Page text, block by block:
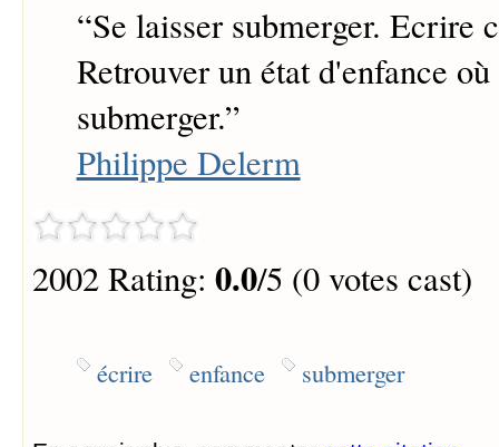
“Se laisser submerger. Ecrire
Retrouver un état d'enfance
submerger.”
Philippe Delerm
2002 Rating: 0.0/5 (0 votes cast)
écrire enfance submerger